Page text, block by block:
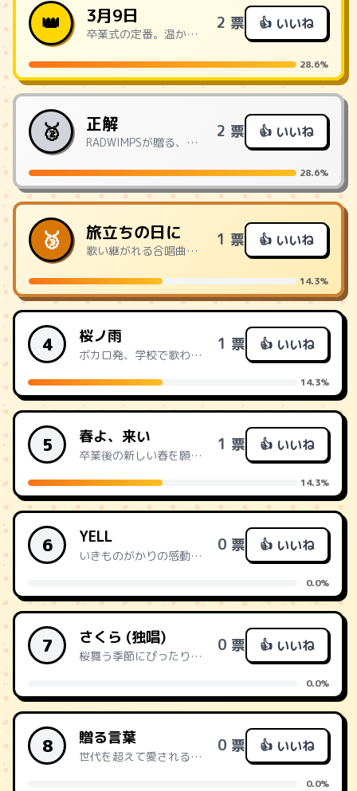
👑 3月9日
卒業式の定番。温かいメロディが心に染みる名曲。
2 票 👍 いいね
28.6%
🥈 正解
RADWIMPSが贈る、青春の葛藤と未来。
2 票 👍 いいね
28.6%
🥉 旅立ちの日に
歌い継がれる合唱曲。未来への希望を歌う。
1 票 👍 いいね
14.3%
4 桜ノ雨
ボカロ発、学校で歌われる新定番。
1 票 👍 いいね
14.3%
5 春よ、来い
卒業後の新しい春を願う。希望に満ちた名曲。
1 票 👍 いいね
14.3%
6 YELL
いきものがかりの感動ソング。エールを送る。
0 票 👍 いいね
0.0%
7 さくら (独唱)
桜舞う季節にぴったり。別れと出会いを彩る。
0 票 👍 いいね
0.0%
8 贈る言葉
世代を超えて愛される、卒業ソングの金字塔。
0 票 👍 いいね
0.0%